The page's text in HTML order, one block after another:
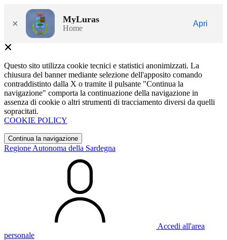
× MyLuras
Home
Apri
Questo sito utilizza cookie tecnici e statistici anonimizzati. La
chiusura del banner mediante selezione dell'apposito comando
contraddistinto dalla X o tramite il pulsante "Continua la
navigazione" comporta la continuazione della navigazione in
assenza di cookie o altri strumenti di tracciamento diversi da quelli
sopracitati.
COOKIE POLICY
Continua la navigazione
Regione Autonoma della Sardegna
Accedi all'area
personale